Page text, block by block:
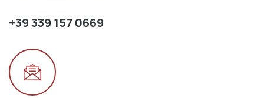
+39 339 157 0669